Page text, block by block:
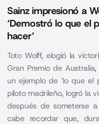
Sainz impresionó a
‘Demostró lo que el
hacer’
Toto Wolff, elogió la
Gran Premio de
un ejemplo de ‘lo que el
piloto madrileño, logró la
después de someterse
cabe recordar que,